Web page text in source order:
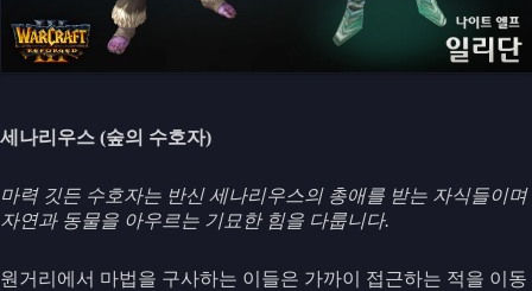
세나리우스 (숲의 수호자)
마력 깃든 수호자는 반신 세나리우스의 총애를 받는 자식들이며
자연과 동물을 아우르는 기묘한 힘을 다룹니다.
원거리에서 마법을 구사하는 이들은 가까이 접근하는 적을 이동